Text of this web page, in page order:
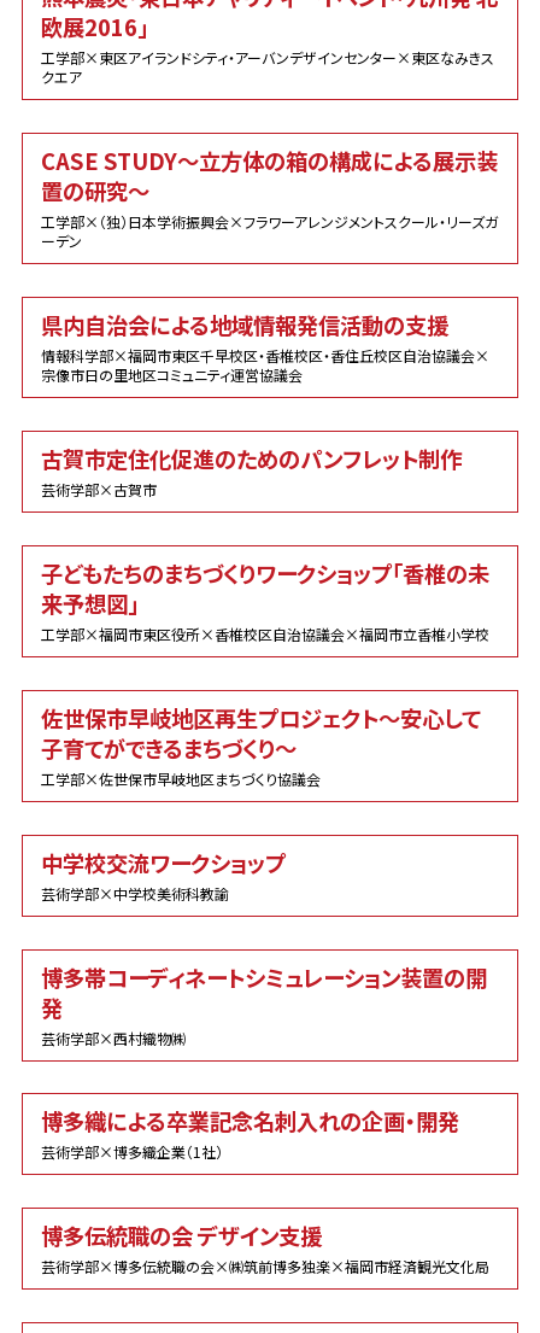
欧展2016」
工学部×東区アイランドシティ・アーバンデザインセンター×東区なみきス
クエア
CASE STUDY～立方体の箱の構成による展示装
置の研究～
工学部×（独）日本学術振興会×フラワーアレンジメントスクール・リーズガ
ーデン
県内自治会による地域情報発信活動の支援
情報科学部×福岡市東区千早校区・香椎校区・香住丘校区自治協議会×
宗像市日の里地区コミュニティ運営協議会
古賀市定住化促進のためのパンフレット制作
芸術学部×古賀市
子どもたちのまちづくりワークショップ「香椎の未
来予想図」
工学部×福岡市東区役所×香椎校区自治協議会×福岡市立香椎小学校
佐世保市早岐地区再生プロジェクト～安心して
子育てができるまちづくり～
工学部×佐世保市早岐地区まちづくり協議会
中学校交流ワークショップ
芸術学部×中学校美術科教諭
博多帯コーディネートシミュレーション装置の開
発
芸術学部×西村織物㈱
博多織による卒業記念名刺入れの企画・開発
芸術学部×博多織企業（1社）
博多伝統職の会 デザイン支援
芸術学部×博多伝統職の会×㈱筑前博多独楽×福岡市経済観光文化局